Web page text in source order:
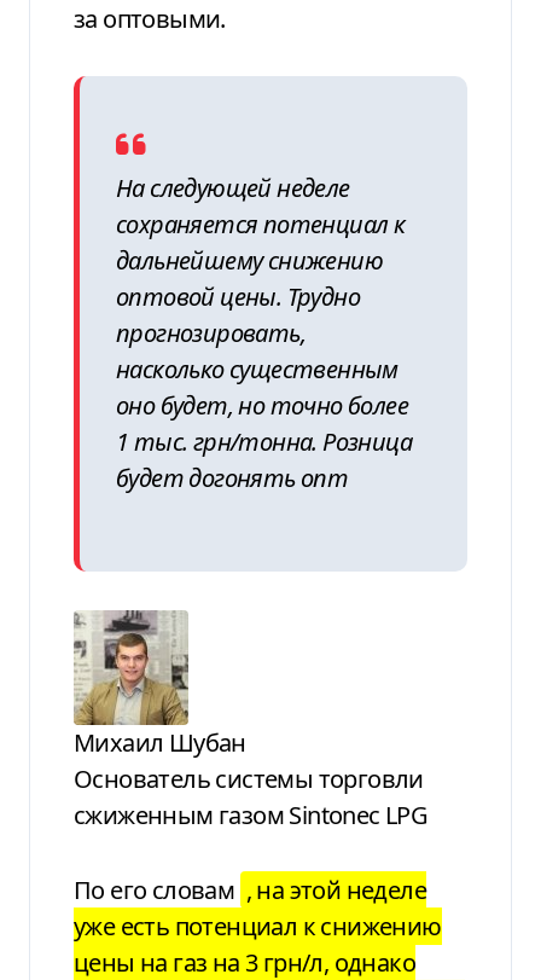
за оптовыми.
На следующей неделе
сохраняется потенциал к
дальнейшему снижению
оптовой цены. Трудно
прогнозировать,
насколько существенным
оно будет, но точно более
1 тыс. грн/тонна. Розница
будет догонять опт
Михаил Шубан
Основатель системы торговли
сжиженным газом Sintonec LPG
По его словам , на этой неделе
уже есть потенциал к снижению
цены на газ на 3 грн/л, однако